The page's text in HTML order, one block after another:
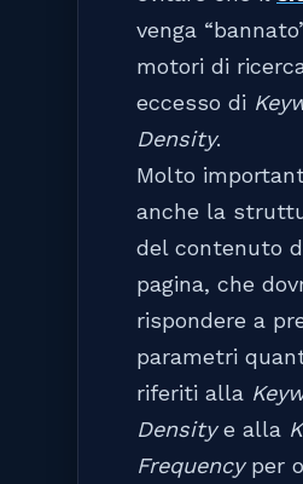
venga
motori di
eccesso di
Density.
Molto
anche la
del contenuto
pagina, che
rispondere a
parametri
riferiti alla
Densitye alla
Frequencyper